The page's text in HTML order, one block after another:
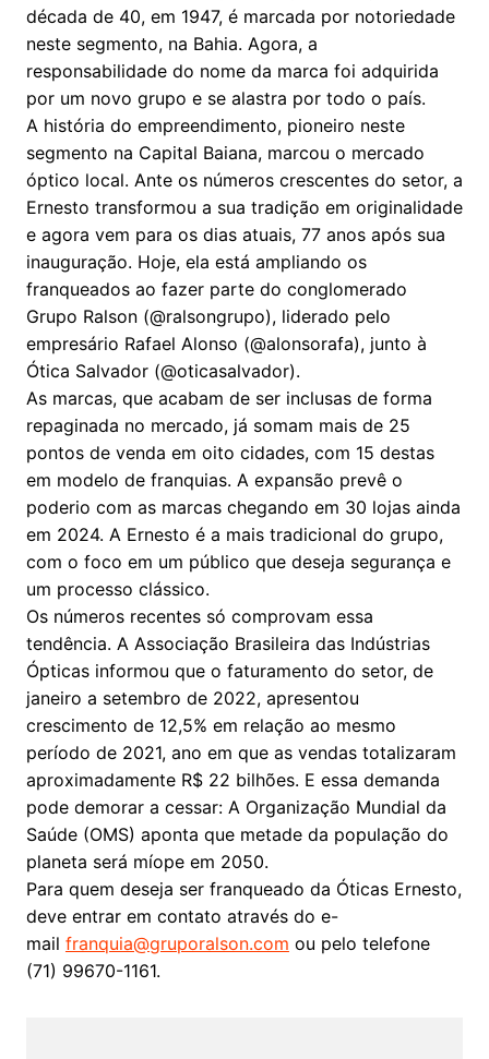
década de 40, em 1947, é marcada por notoriedade
neste segmento, na Bahia. Agora, a
responsabilidade do nome da marca foi adquirida
por um novo grupo e se alastra por todo o país.
A história do empreendimento, pioneiro neste
segmento na Capital Baiana, marcou o mercado
óptico local. Ante os números crescentes do setor, a
Ernesto transformou a sua tradição em originalidade
e agora vem para os dias atuais, 77 anos após sua
inauguração. Hoje, ela está ampliando os
franqueados ao fazer parte do conglomerado
Grupo Ralson (@ralsongrupo), liderado pelo
empresário Rafael Alonso (@alonsorafa), junto à
Ótica Salvador (@oticasalvador).
As marcas, que acabam de ser inclusas de forma
repaginada no mercado, já somam mais de 25
pontos de venda em oito cidades, com 15 destas
em modelo de franquias. A expansão prevê o
poderio com as marcas chegando em 30 lojas ainda
em 2024. A Ernesto é a mais tradicional do grupo,
com o foco em um público que deseja segurança e
um processo clássico.
Os números recentes só comprovam essa
tendência. A Associação Brasileira das Indústrias
Ópticas informou que o faturamento do setor, de
janeiro a setembro de 2022, apresentou
crescimento de 12,5% em relação ao mesmo
período de 2021, ano em que as vendas totalizaram
aproximadamente R$ 22 bilhões. E essa demanda
pode demorar a cessar: A Organização Mundial da
Saúde (OMS) aponta que metade da população do
planeta será míope em 2050.
Para quem deseja ser franqueado da Óticas Ernesto,
deve entrar em contato através do e-
mail franquia@gruporalson.com ou pelo telefone
(71) 99670-1161.